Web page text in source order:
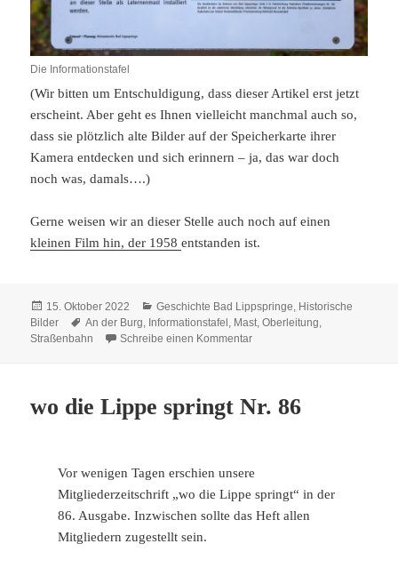
Die Informationstafel
(Wir bitten um Entschuldigung, dass dieser Artikel erst jetzt
erscheint. Aber geht es Ihnen vielleicht manchmal auch so,
dass sie plötzlich alte Bilder auf der Speicherkarte ihrer
Kamera entdecken und sich erinnern – ja, das war doch
noch was, damals….)
Gerne weisen wir an dieser Stelle auch noch auf einen
kleinen Film hin, der 1958entstanden ist.
Veröffentlicht
am
15. Oktober 2022 Kategorien
Geschichte Bad Lippspringe, Historische
Bilder
Schlagwörter
An der Burg, Informationstafel , Mast,Oberleitung,
Straßenbahn
Schreibe einen Kommentarzu Erinnerung an die
wo die Lippe springt Nr. 86
Vor wenigen Tagen erschien unsere
Mitgliederzeitschrift „wo die Lippe springt“ in der
86. Ausgabe. Inzwischen sollte das Heft allen
Mitgliedern zugestellt sein.